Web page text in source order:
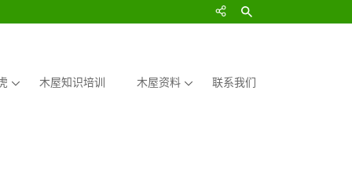
木屋知识培训 木屋资料 联系我们